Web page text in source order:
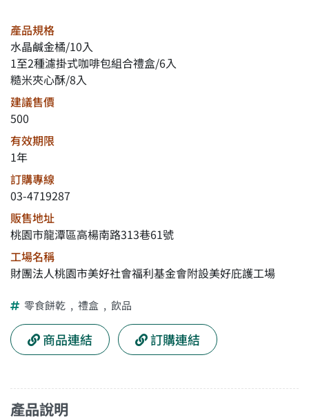
產品規格
水晶鹹金橘/10入
1至2種濾掛式咖啡包組合禮盒/6入
糙米夾心酥/8入
建議售價
500
有效期限
1年
訂購專線
03-4719287
販售地址
桃園市龍潭區高楊南路313巷61號
工場名稱
財團法人桃園市美好社會福利基金會附設美好庇護工場
零食餅乾 , 禮盒 , 飲品
商品連結 訂購連結
產品說明